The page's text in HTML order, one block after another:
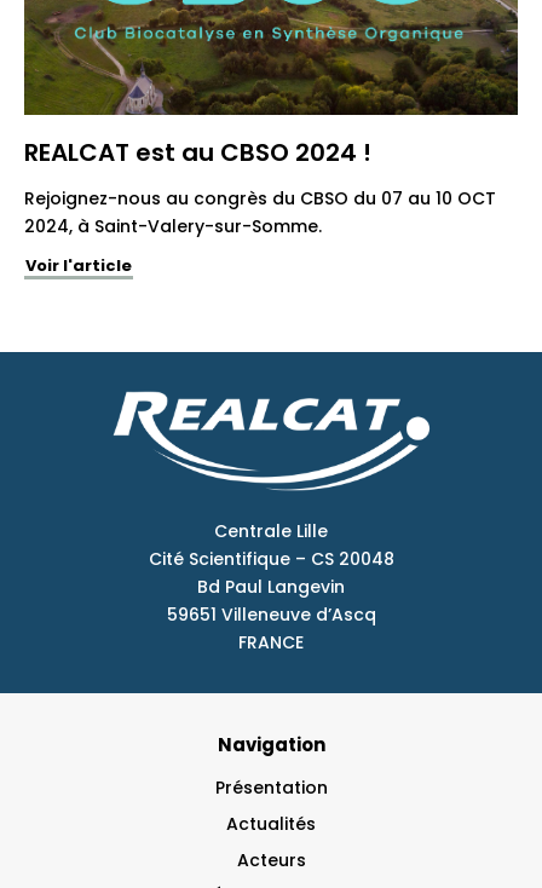
REALCAT est au CBSO 2024 !
Rejoignez-nous au congrès du CBSO du 07 au 10 OCT
2024, à Saint-Valery-sur-Somme.
Voir l'article
Centrale Lille
Cité Scientifique – CS 20048
Bd Paul Langevin
59651 Villeneuve d’Ascq
FRANCE
Navigation
Présentation
Actualités
Acteurs